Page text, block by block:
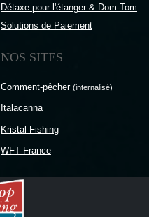
Détaxe pour l'étanger & Dom-Tom
Solutions de Paiement
NOS SITES
Comment-pêcher (internalisé)
Italacanna
Kristal Fishing
WFT France